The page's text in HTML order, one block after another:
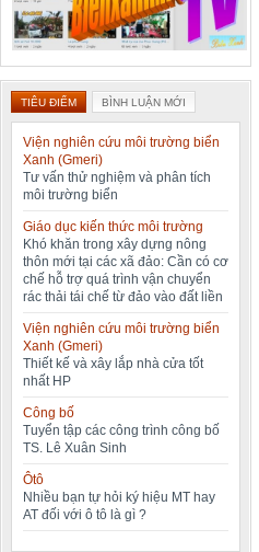
TIÊU ĐIỂM BÌNH LUẬN MỚI
Viện nghiên cứu môi trường biển
Xanh (Gmeri)
Tư vấn thử nghiệm và phân tích
môi trường biển
Giáo dục kiến thức môi trường
Khó khăn trong xây dựng nông
thôn mới tại các xã đảo: Cần có cơ
chế hỗ trợ quá trình vận chuyển
rác thải tái chế từ đảo vào đất liền
Viện nghiên cứu môi trường biển
Xanh (Gmeri)
Thiết kế và xây lắp nhà cửa tốt
nhất HP
Công bố
Tuyển tập các công trình công bố
TS. Lê Xuân Sinh
Ôtô
Nhiều bạn tự hỏi ký hiệu MT hay
AT đối với ô tô là gì ?